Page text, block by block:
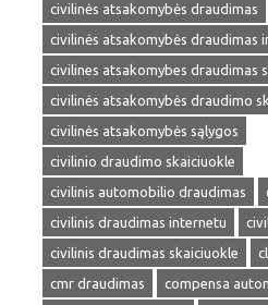
civilinės atsakomybės draudimas
civilinės atsakomybės draudimas
civilines atsakomybes draudimas
civilinės atsakomybės draudimo
civilinės atsakomybės sąlygos
civilinio draudimo skaiciuokle
civilinis automobilio draudimas
civilinis draudimas internetu
civilinis draudimas skaiciuokle
cmr draudimas
compensa